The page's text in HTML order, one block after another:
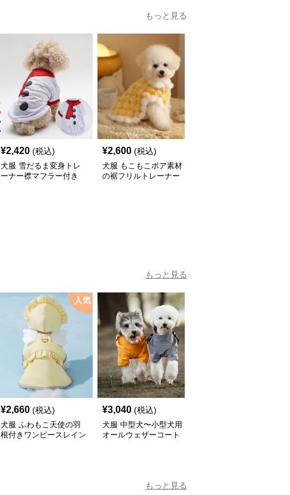
もっと見る
¥2,420 (税込)
犬服 雪だるま変身トレ
ーナー襟マフラー付き
¥2,600 (税込)
犬服 もこもこボア素材
の裾フリルトレーナー
もっと見る
人気
¥2,660 (税込)
犬服 ふわもこ天使の羽
根付きワンピースレイン
¥3,040 (税込)
犬服 中型犬〜小型犬用
オールウェザーコート
もっと見る